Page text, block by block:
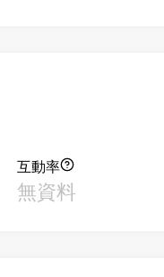
互動率
無資料